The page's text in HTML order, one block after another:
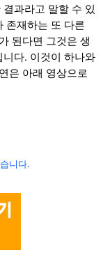
과라고 말할 수 있
존재하는 또 다른
된다면 그것은 생
다. 이것이 하나와
은 아래 영상으로
니다.